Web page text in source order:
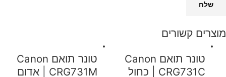
מוצרים קשורים
טונר תואם Canon
CRG731C | כחול
טונר תואם Canon
CRG731M | אדום